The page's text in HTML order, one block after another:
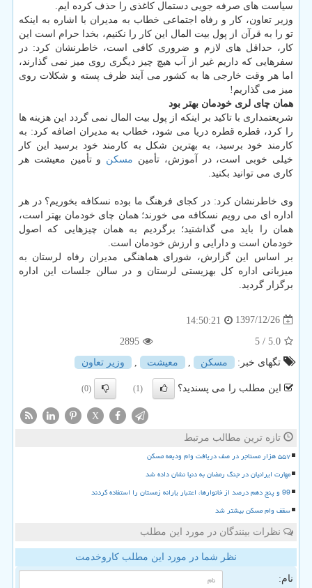
سیاست های صرفه جویی دستمال كاغذی را حذف كرده ایم.
وزیر تعاون، كار و رفاه اجتماعی خطاب به مدیران با اشاره به اینكه
تو را به قرآن از پول بیت المال این كار را نكنیم، بخدا حرام است این
كار، حداقل های لازم و ضروری كافی است، خاطرنشان كرد: در
سفرهایی كه داریم غیر از آب هیچ چیز دیگری روی میز نمی گذارند،
اما هر وقت خارجی ها به كشور می آیند ظرف پسته و شكلات روی
میز می گذاریم!
همان چای لری خودمان بهتر بود
شریعتمداری با تاكید بر اینكه از پول بیت المال نمی گردد این هزینه ها
را كرد، قطره قطره دریا می شود، خطاب به مدیران اضافه كرد: ‬به
كارمند خود برسید، به بهترین شكل به كارمند خود برسید این كار
خیلی خوبی است، در آموزش، تأمین مسكن و تأمین معیشت هر
كاری می توانید بكنید.
وی خاطرنشان كرد: در كجای فرهنگ ما بوده نسكافه بخوریم؟ در هر
اداره ای می رویم نسكافه می خورند؛ همان چای خودمان بهتر است،
همان را باید می گذاشتید؛ برگردیم به همان چیزهایی كه اصول
خودمان است و دارایی و ارزش خودمان است.
بر اساس این گزارش، شورای هماهنگی مدیران رفاه لرستان به
میزبانی اداره كل بهزیستی لرستان و در سالن جلسات این اداره
برگزار گردید.
1397/12/26
14:50:21
5.0
/ 5
2895
تگهای خبر:
مسكن , معیشت , وزیر تعاون
این مطلب را می پسندید؟ (1)
(0)
X
تازه ترین مطالب مرتبط
۵۵۷ هزار مستاجر در صف دریافت وام ودیعه مسکن
مهارت ایرانیان در جنگ رمضان به دنیا نشان داده شد
99 و پنج دهم درصد از خانوارها، اعتبار یارانه زمستان را استفاده کردند
سقف وام مسکن بیشتر شد
نظرات بینندگان در مورد این مطلب
نظر شما در مورد این مطلب کاروخدمت
نام: